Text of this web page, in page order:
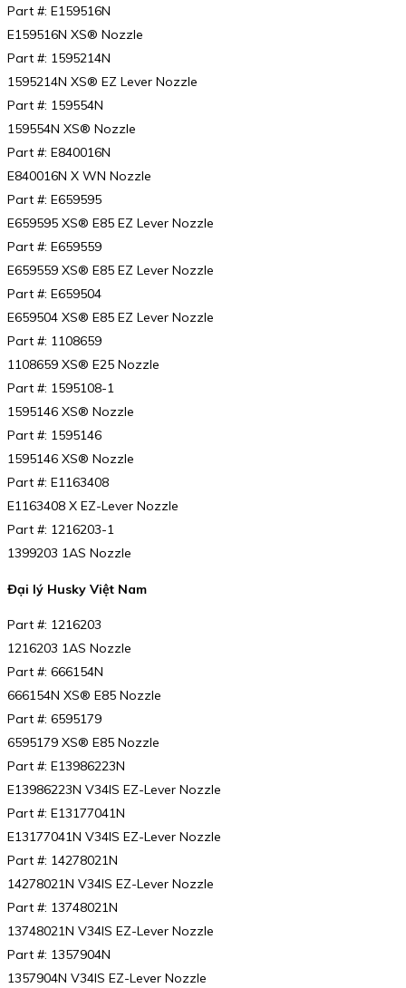
Part #: E159516N
E159516N XS® Nozzle
Part #: 1595214N
1595214N XS® EZ Lever Nozzle
Part #: 159554N
159554N XS® Nozzle
Part #: E840016N
E840016N X WN Nozzle
Part #: E659595
E659595 XS® E85 EZ Lever Nozzle
Part #: E659559
E659559 XS® E85 EZ Lever Nozzle
Part #: E659504
E659504 XS® E85 EZ Lever Nozzle
Part #: 1108659
1108659 XS® E25 Nozzle
Part #: 1595108-1
1595146 XS® Nozzle
Part #: 1595146
1595146 XS® Nozzle
Part #: E1163408
E1163408 X EZ-Lever Nozzle
Part #: 1216203-1
1399203 1AS Nozzle
Đại lý Husky Việt Nam
Part #: 1216203
1216203 1AS Nozzle
Part #: 666154N
666154N XS® E85 Nozzle
Part #: 6595179
6595179 XS® E85 Nozzle
Part #: E13986223N
E13986223N V34IS EZ-Lever Nozzle
Part #: E13177041N
E13177041N V34IS EZ-Lever Nozzle
Part #: 14278021N
14278021N V34IS EZ-Lever Nozzle
Part #: 13748021N
13748021N V34IS EZ-Lever Nozzle
Part #: 1357904N
1357904N V34IS EZ-Lever Nozzle